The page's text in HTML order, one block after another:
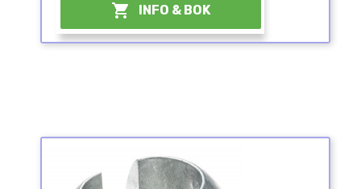
 INFO & BOK